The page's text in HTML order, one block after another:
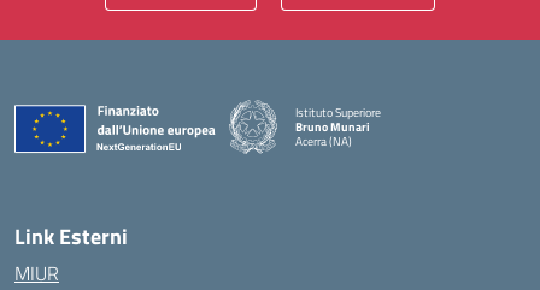
Istituto Superiore
Bruno Munari
Acerra (NA)
Link Esterni
MIUR